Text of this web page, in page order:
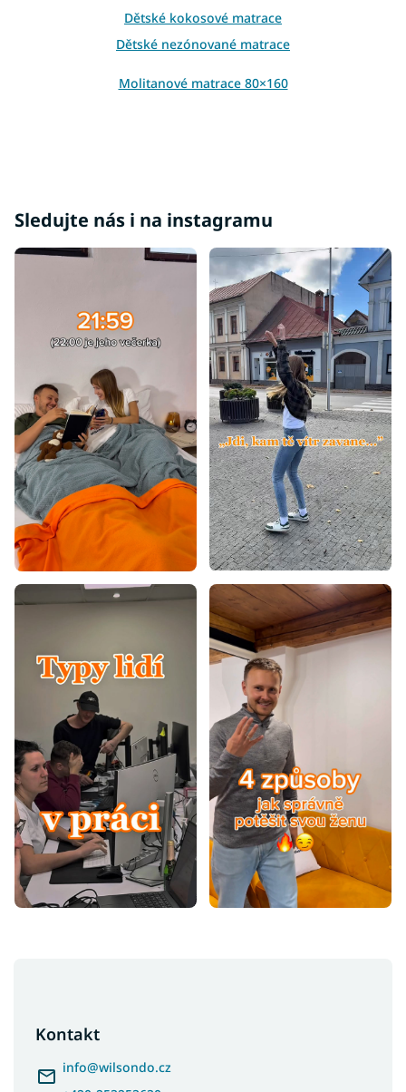
v
ý
p
s
Dětské kokosové matrace
Dětské nezónované matrace
Molitanové matrace 80×160
Sledujte nás i na instagramu
Kontakt
info@wilsondo.cz